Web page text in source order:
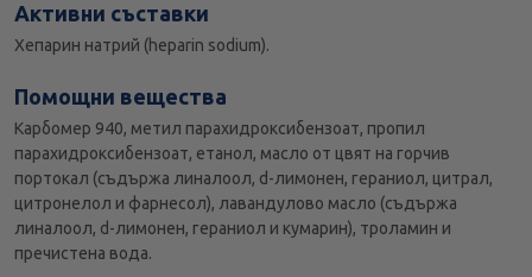
Активни съставки
Хепарин натрий (heparin sodium).
Помощни вещества
Карбомер 940, метил парахидроксибензоат, пропил
парахидроксибензоат, етанол, масло от цвят на горчив
портокал (съдържа линалоол, d-лимонен, гераниол, цитрал,
цитронелол и фарнесол), лавандулово масло (съдържа
линалоол, d-лимонен, гераниол и кумарин), троламин и
пречистена вода.